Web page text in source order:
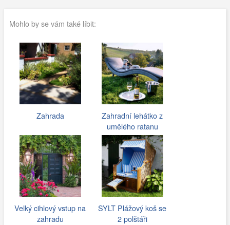
Mohlo by se vám také líbit:
Zahrada
Zahradní lehátko z
umělého ratanu
Velký cihlový vstup na
zahradu
SYLT Plážový koš se
2 polštáři